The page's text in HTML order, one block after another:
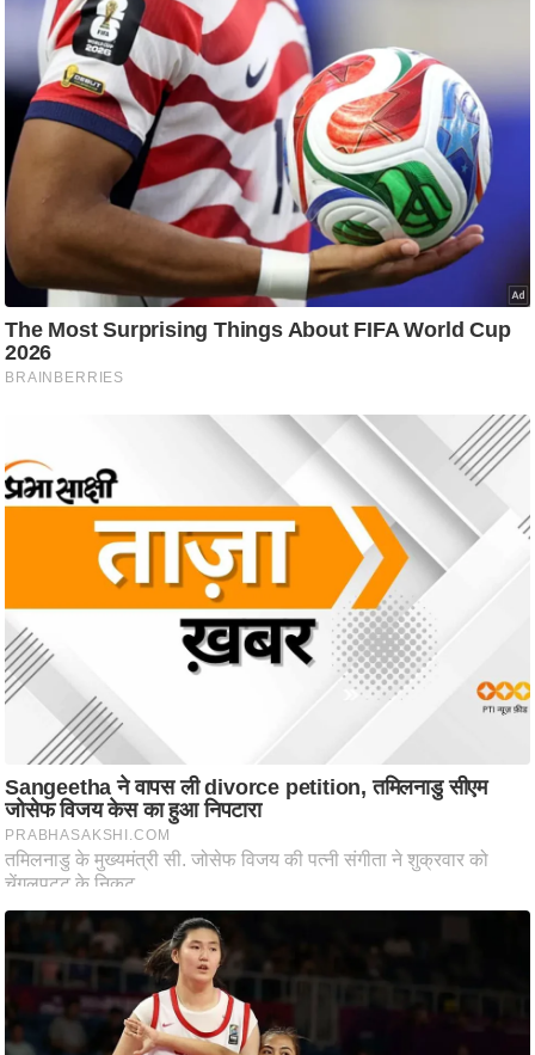
g
N
e
w
फ
स्टा
ल
टे
जी
ब्यू
श
न
घ
लू
नु
स्खे
प
र्य
ट
ल
फि